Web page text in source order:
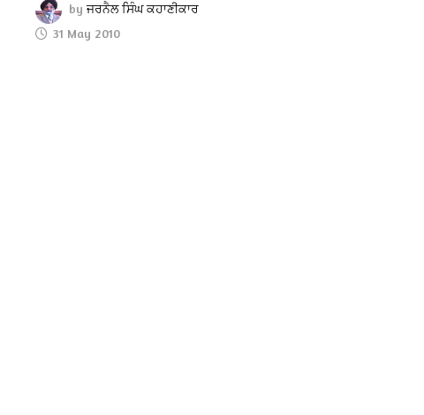
byਜਰਨੈਲ ਸਿੰਘ ਕਹਾਣੀਕਾਰ
31 May 2010